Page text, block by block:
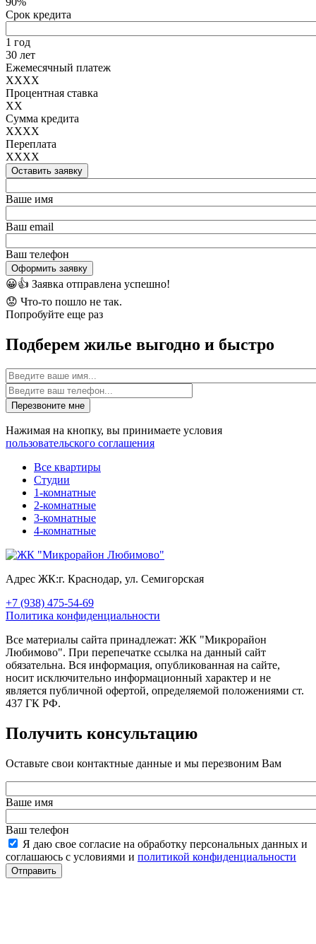
Срок кредита
1 год
30 лет
Ежемесячный платеж
XXXX
Процентная ставка
XX
Сумма кредита
XXXX
Переплата
XXXX
Оставить заявку
Ваше имя
Ваш email
Ваш телефон
Оформить заявку
😀👍 Заявка отправлена успешно!
😟 Что-то пошло не так.
Попробуйте еще раз
Подберем жилье выгодно и быстро
Имя
Перезвоните мне
Нажимая на кнопку, вы принимаете условия
пользовательского соглашения
Все квартиры
Студии
1-комнатные
2-комнатные
3-комнатные
4-комнатные
Адрес ЖК:г. Краснодар, ул. Семигорская
+7 (938) 475-54-69
Политика конфиденциальности
Все материалы сайта принадлежат: ЖК "Микрорайон
Любимово". При перепечатке ссылка на данный сайт
обязательна. Вся информация, опубликованная на сайте,
носит исключительно информационный характер и не
является публичной офертой, определяемой положениями ст.
437 ГК РФ.
Получить консультацию
Оставьте свои контактные данные и мы перезвоним Вам
Ваше имя
Ваш телефон
Я даю свое согласие на обработку персональных данных и
соглашаюсь с условиями и политикой конфиденциальности
Отправить